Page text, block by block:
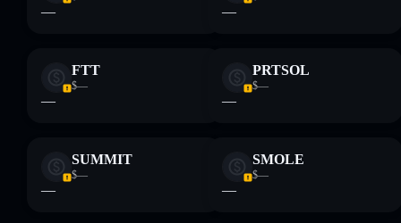
— —
FTT
$—
—
PRTSOL
$—
—
SUMMIT
$—
—
SMOLE
$—
—